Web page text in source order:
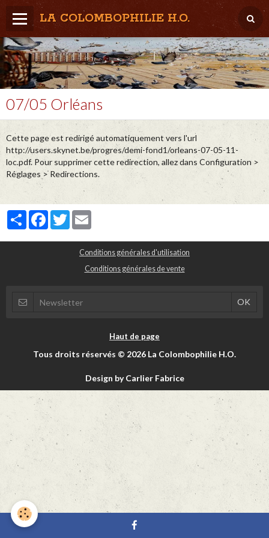
LA COLOMBOPHILIE H.O.
Home
Météo / Het weer
Lâcher / Los
Result. clubs, Provincial, (Inter)National
RFCB / KBDB
07/05 Orléans
Cette page est redirigé automatiquement vers l'url
http://users.skynet.be/progres/demi-fond1/orleans-07-05-11-
loc.pdf. Pour supprimer cette redirection, allez dans Configuration >
Réglages > Redirections.
PartagerFacebook
Twitter
Conditions générales d'utilisation
Conditions générales de vente
Haut de page
Tous droits réservés © 2026 La Colombophilie H.O.
Design by Carlier Fabrice